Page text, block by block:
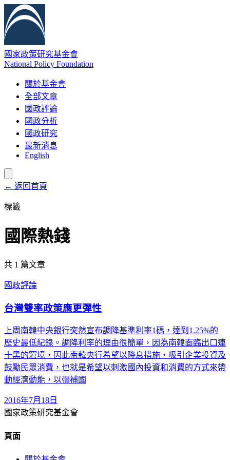
國家政策研究基金會
National Policy Foundation
關於基金會
全部文章
國政評論
國政分析
國政研究
最新消息
English
← 返回首頁
標籤
國際熱錢
共 1 篇文章
國政評論
台灣雙率政策應更彈性
上周南韓中央銀行突然宣布調降基準利率1碼，達到1.25%的
歷史最低紀錄。調降利率的理由很簡單，因為南韓面臨出口連
十黑的窘境，因此南韓央行希望以降息措施，吸引企業投資及
鼓勵民眾消費，也就是希望以刺激國內投資和消費的方式來帶
動經濟動能，以彌補國
2016年7月18日
國家政策研究基金會
頁面